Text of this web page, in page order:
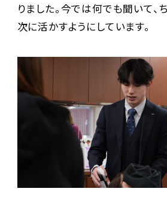
りました。今では何でも聞いて、
次に活かすようにしています。